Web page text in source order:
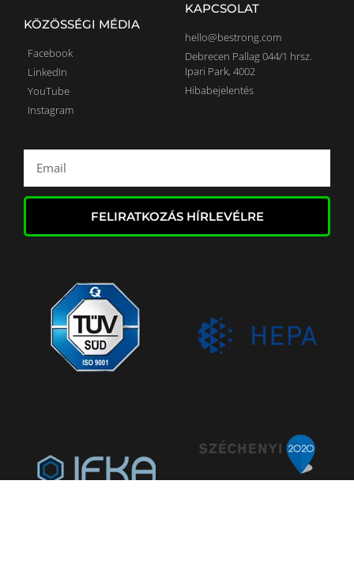
KÖZÖSSÉGI MÉDIA
Facebook
LinkedIn
YouTube
Instagram
KAPCSOLAT
hello@bestrong.com
Debrecen Pallag 044/1 hrsz.
Ipari Park, 4002
Hibabejelentés
FELIRATKOZÁS HÍRLEVÉLRE